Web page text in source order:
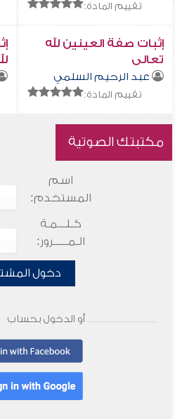
تقييم المادة:
إثبات صفة العينين لله
تعالى
عبد الرحيم السلمي
تقييم المادة:
مكتبتك الصوتية
اسم
المستخدم:
كـلـــمـة
الـمـــــرور:
دخول
أو الدخول بحساب